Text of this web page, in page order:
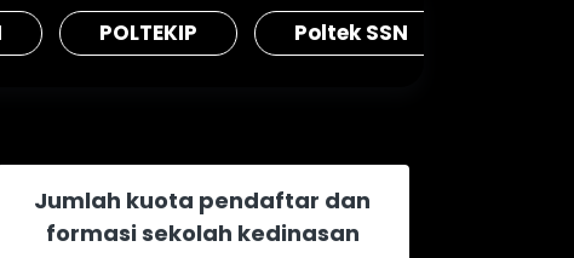
POLTEKIP Poltek SSN
Jumlah kuota pendaftar dan
formasi sekolah kedinasan